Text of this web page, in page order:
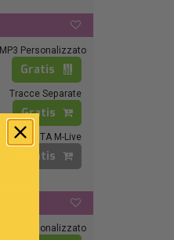
MP3 Personalizzato
Gratis
Tracce Separate
Gratis
MTA M-Live
Gratis
MP3 Personalizzato